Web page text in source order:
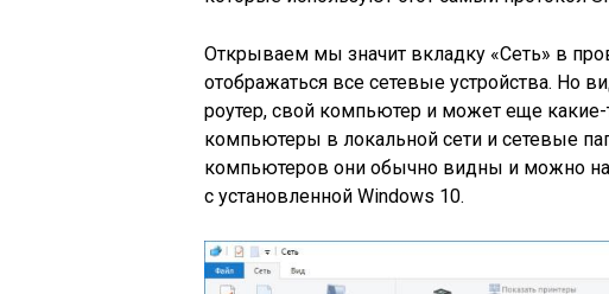
Открываем мы значит вкладку «Сеть» в
отображаться все сетевые устройства. Но
роутер, свой компьютер и может еще
компьютеры в локальной сети и сетевые
компьютеров они обычно видны и можно на
с установленной Windows 10.